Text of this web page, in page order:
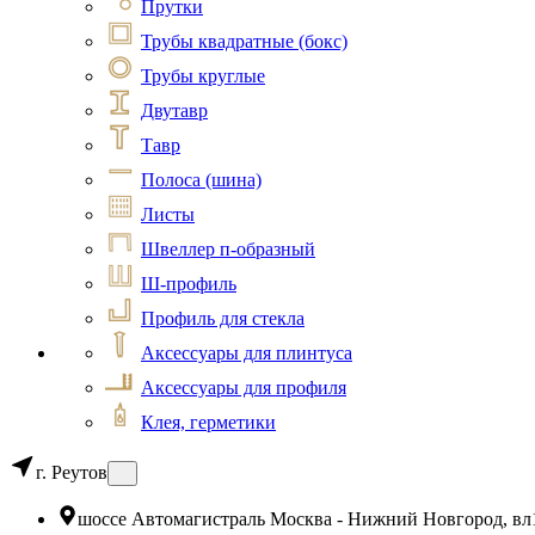
Прутки
Трубы квадратные (бокс)
Трубы круглые
Двутавр
Тавр
Полоса (шина)
Листы
Швеллер п-образный
Ш-профиль
Профиль для стекла
Аксессуары для плинтуса
Аксессуары для профиля
Клея, герметики
г. Реутов
шоссе Автомагистраль Москва - Нижний Новгород,